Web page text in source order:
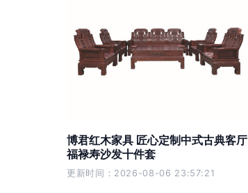
博君红木家具 匠心定制中式古典客厅
福禄寿沙发十件套
更新时间：2026-08-06 23:57:21